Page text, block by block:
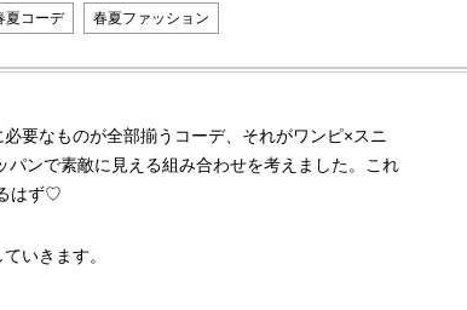
夏コーデ 春夏ファッション
要なものが全部揃うコーデ、それがワンピ×スニ
ンで素敵に見える組み合わせを考えました。これ
はず♡
いきます。